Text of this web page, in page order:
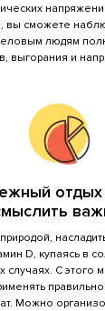
вы сможете
людям
выгорания и
отдых
D, купаясь в
случаях. С этого
Можно